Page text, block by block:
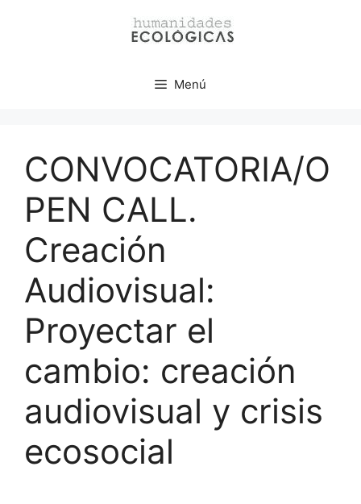
Menú
CONVOCATORIA/O
PEN CALL.
Creación
Audiovisual:
Proyectar el
cambio: creación
audiovisual y crisis
ecosocial